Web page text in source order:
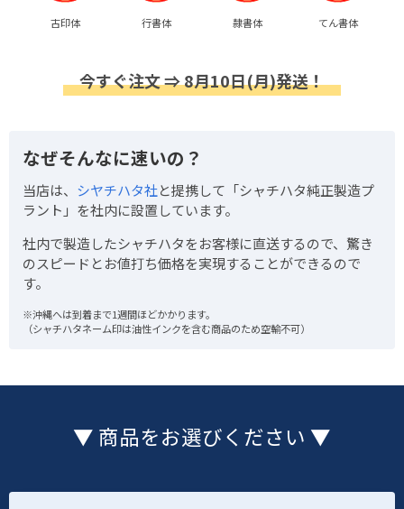
古印体 行書体 隷書体 てん書体
今すぐ注文 ⇒ 8月10日(月)発送！
なぜそんなに速いの？
当店は、 シヤチハタ社と提携して「シャチハタ純正製造プ
ラント」を社内に設置しています。
社内で製造したシャチハタをお客様に直送するので、驚き
のスピードとお値打ち価格を実現することができるので
す。
※沖縄へは到着まで1週間ほどかかります。
（シャチハタネーム印は油性インクを含む商品のため空輸不可）
▼ 商品をお選びください ▼